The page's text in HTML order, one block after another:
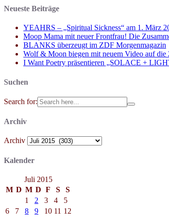
Neueste Beiträge
YEAHRS – „Spiritual Sickness“ am 1. März
Moop Mama mit neuer Frontfrau! Die
BLANKS überzeugt im ZDF Morgenmagazin
Wolf & Moon biegen mit neuem Video auf die
I Want Poetry präsentieren „SOLACE +
Suchen
Search for:
Archiv
Archiv
Kalender
Juli 2015
M D M D F S
S
1
2 3 4
5
6
7 8 9 10 11 12